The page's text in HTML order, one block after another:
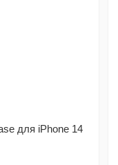
для iPhone 14